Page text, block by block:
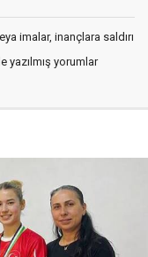
imalar, inançlara saldırı
yazılmış yorumlar